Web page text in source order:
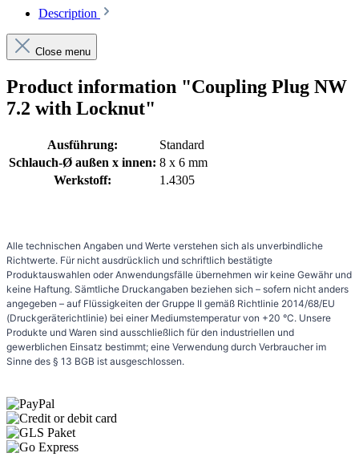
Description
Close menu
Product information "Coupling Plug NW
7.2 with Locknut"
Ausführung:
Standard
Schlauch-Ø außen x innen: 8 x 6 mm
Werkstoff:
1.4305
Alle technischen Angaben und Werte verstehen sich als unverbindliche
Richtwerte. Für nicht ausdrücklich und schriftlich bestätigte
Produktauswahlen oder Anwendungsfälle übernehmen wir keine Gewähr und
keine Haftung. Sämtliche Druckangaben beziehen sich – sofern nicht anders
angegeben – auf Flüssigkeiten der Gruppe II gemäß Richtlinie 2014/68/EU
(Druckgeräterichtlinie) bei einer Mediumstemperatur von +20 °C. Unsere
Produkte und Waren sind ausschließlich für den industriellen und
gewerblichen Einsatz bestimmt; eine Verwendung durch Verbraucher im
Sinne des § 13 BGB ist ausgeschlossen.